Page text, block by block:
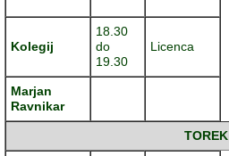
Kolegij
18.30
do
19.30
Licenca
Marjan
Ravnikar
TOREK